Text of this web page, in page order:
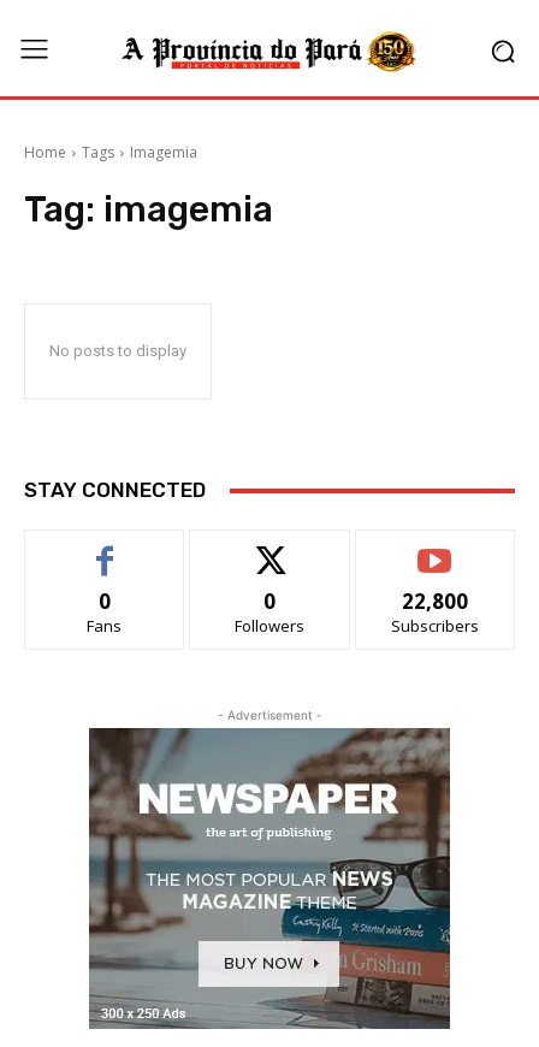
Home Tags Imagemia
Tag: imagemia
No posts to display
STAY CONNECTED
0
Fans
0
Followers
22,800
Subscribers
- Advertisement -